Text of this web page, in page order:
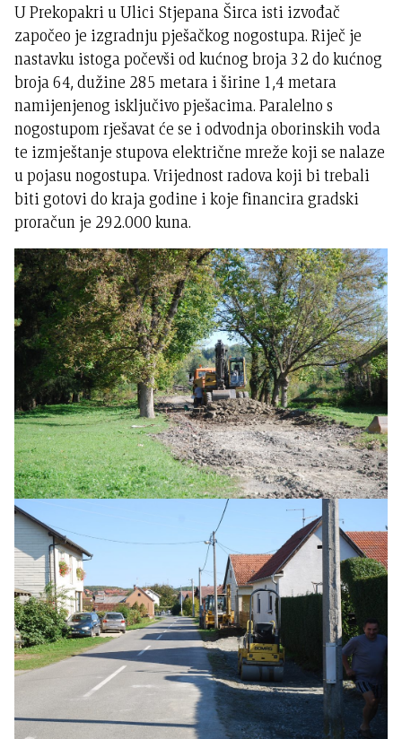
U Prekopakri u Ulici Stjepana Širca isti izvođač
započeo je izgradnju pješačkog nogostupa. Riječ je
nastavku istoga počevši od kućnog broja 32 do kućnog
broja 64, dužine 285 metara i širine 1,4 metara
namijenjenog isključivo pješacima. Paralelno s
nogostupom rješavat će se i odvodnja oborinskih voda
te izmještanje stupova električne mreže koji se nalaze
u pojasu nogostupa. Vrijednost radova koji bi trebali
biti gotovi do kraja godine i koje financira gradski
proračun je 292.000 kuna.